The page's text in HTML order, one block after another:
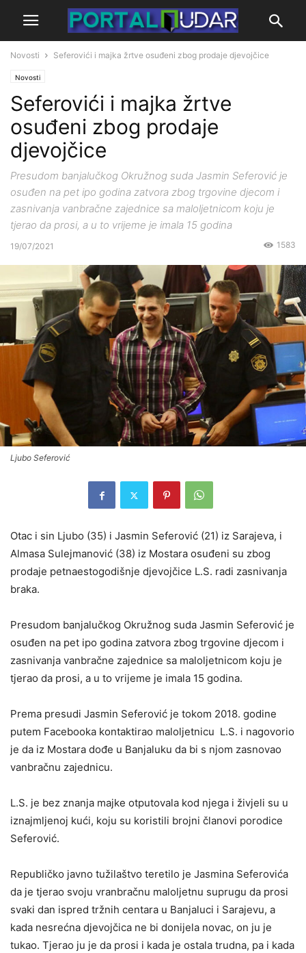
Novosti Seferovići i majka žrtve osuđeni zbog prodaje djevojčice
Novosti
Seferovići i majka žrtve
osuđeni zbog prodaje
djevojčice
Presudom banjalučkog Okružnog suda Jasmin Seferović je
osuđen na pet ipo godina zatvora zbog trgovine djecom i
zasnivanja vanbračne zajednice sa maloljetnicom koju je
tjerao da prosi, a u to vrijeme je imala 15 godina
19/07/2021 1583
Ljubo Seferović
Otac i sin Ljubo (35) i Jasmin Seferović (21) iz Sarajeva, i
Almasa Sulejmanović (38) iz Mostara osuđeni su zbog
prodaje petnaestogodišnje djevojčice L.S. radi zasnivanja
braka.
Presudom banjalučkog Okružnog suda Jasmin Seferović je
osuđen na pet ipo godina zatvora zbog trgovine djecom i
zasnivanja vanbračne zajednice sa maloljetnicom koju je
tjerao da prosi, a u to vrijeme je imala 15 godina.
Prema presudi Jasmin Seferović je tokom 2018. godine
putem Facebooka kontaktirao maloljetnicu L.S. i nagovorio
je da iz Mostara dođe u Banjaluku da bi s njom zasnovao
vanbračnu zajednicu.
L.S. je bez znanja majke otputovala kod njega i živjeli su u
iznajmljenoj kući, koju su koristili brojni članovi porodice
Seferović.
Republičko javno tužilaštvo teretilo je Jasmina Seferovića
da je tjerao svoju vranbračnu maloljetnu suprugu da prosi
svaki dan ispred tržnih centara u Banjaluci i Sarajevu, a
kada nesrećna djevojčica ne bi donijela novac, on ju je
tukao. Tjerao ju je da prosi i kada je ostala trudna, pa i kada